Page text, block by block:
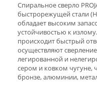
Спиральное сверло
быстрорежущей стали
обладает высоким
устойчивостью к
происходит быстрый
осуществляют
легированной и
сером и ковком чугуне,
бронзе, алюминии,